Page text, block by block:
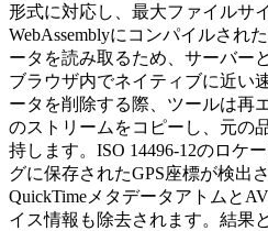
形式に対応し、最大ファイルサ
WebAssemblyにコンパイルされ
ータを読み取るため、サーバー
ブラウザ内でネイティブに近い
ータを削除する際、ツールは再
のストリームをコピーし、元の
持します。ISO 14496-12のロケ
グに保存されたGPS座標が検出
QuickTimeメタデータアトムと
イス情報も除去されます。結果